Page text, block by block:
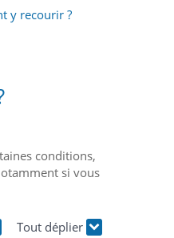
y recourir ?
conditions,
si vous
Tout déplier